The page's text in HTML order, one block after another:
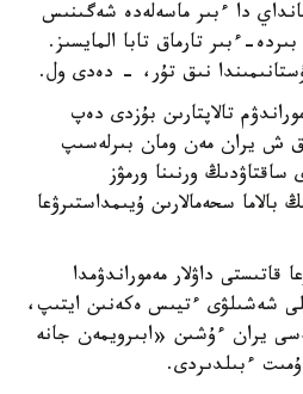
دا ءبىر ماسەلەدە شەگىنىس
ءبىر تارماق تابا المايسىز.
نىق تۇر، - دەدى ول.
تالاپتارىن بۇزدى دەپ
ق ش يران مەن ومان بىرلەسىپ
ورنىنا ورمۋز
بالاما سحەمالارىن ۇيىمداستىرۋعا
قاتىستى داۋلار مەموراندۋمدا
شەشىلۋى ءتيىس ەكەنىن ايتىپ،
يران ءۇشىن «ابىرويمەن جانە
ءبىلدىردى.